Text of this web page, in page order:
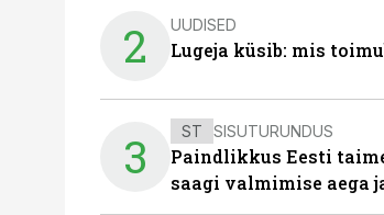
2 UUDISED
Lugeja küsib: mis
3 ST SISUTURUNDUS
Paindlikkus Eesti
saagi valmimise aega